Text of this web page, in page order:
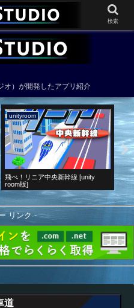
オ）が開発したアプリ紹介
unityroom
クリオネと星の砂
ア
飛べ
リンク -
道
検索